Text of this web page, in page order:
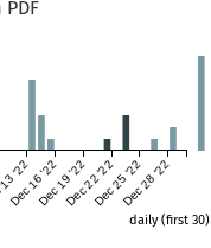
'22
Dec 16 '22Dec 19 '22Dec 22 '22Dec 25 '22Dec 28 '22
daily (first 30)